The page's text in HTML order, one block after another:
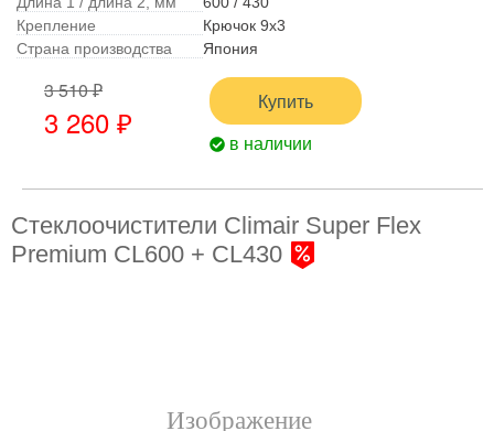
Крепление
Крючок 9x3
Страна производства
Япония
3 510 ₽
3 260 ₽
Купить
в наличии
Стеклоочистители Climair Super Flex
Premium CL600 + CL430